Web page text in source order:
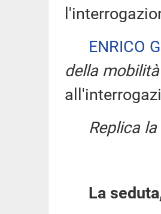
ENRICO
della
Replica
La